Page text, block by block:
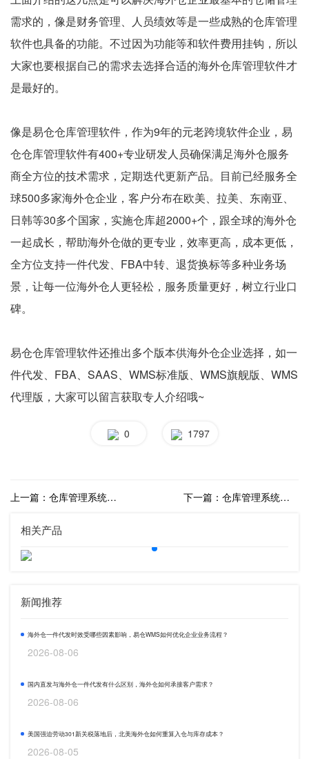
需求的，像是财务管理、人员绩效等是一些成熟的仓库管理
软件也具备的功能。不过因为功能等和软件费用挂钩，所以
大家也要根据自己的需求去选择合适的海外仓库管理软件才
是最好的。
像是易仓仓库管理软件，作为9年的元老跨境软件企业，易
仓仓库管理软件有400+专业研发人员确保满足海外仓服务
商全方位的技术需求，定期迭代更新产品。目前已经服务全
球500多家海外仓企业，客户分布在欧美、拉美、东南亚、
日韩等30多个国家，实施仓库超2000+个，跟全球的海外仓
一起成长，帮助海外仓做的更专业，效率更高，成本更低，
全方位支持一件代发、FBA中转、退货换标等多种业务场
景，让每一位海外仓人更轻松，服务质量更好，树立行业口
碑。
易仓仓库管理软件还推出多个版本供海外仓企业选择，如一
件代发、FBA、SAAS、WMS标准版、WMS旗舰版、WMS
代理版，大家可以留言获取专人介绍哦~
0 1797
上一篇：仓库管理系统排名，哪家仓库管理系统好用？ 下一篇：仓库管理系统费用高不高？系统一年要多少钱？
相关产品
新闻推荐
海外仓一件代发时效受哪些因素影响，易仓WMS如何优化企业业务流程？
2026-08-06
国内直发与海外仓一件代发有什么区别，海外仓如何承接客户需求？
2026-08-06
美国强迫劳动301新关税落地后，北美海外仓如何重算入仓与库存成本？
2026-08-05